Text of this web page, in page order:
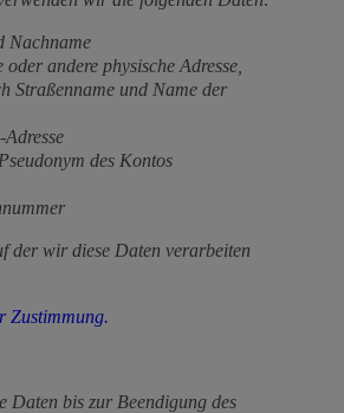
Nachname
oder andere physische Adresse,
Straßenname und Name der
des Kontos
der wir diese Daten verarbeiten
Zustimmung.
Daten bis zur Beendigung des